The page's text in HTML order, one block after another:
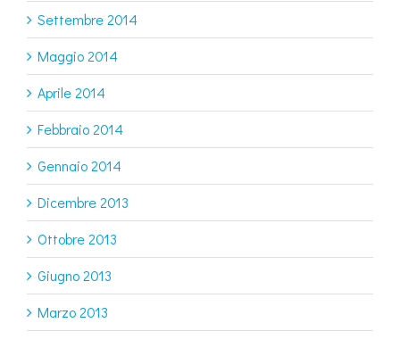
Settembre 2014
Maggio 2014
Aprile 2014
Febbraio 2014
Gennaio 2014
Dicembre 2013
Ottobre 2013
Giugno 2013
Marzo 2013